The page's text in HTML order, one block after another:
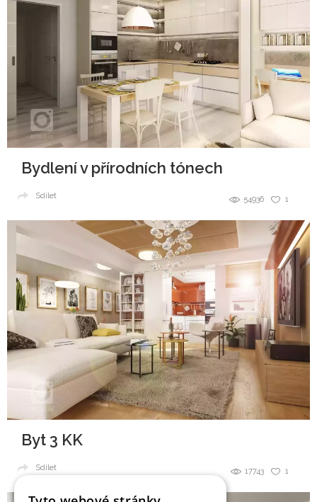
Bydlení v přírodních tónech
1
54936
Sdílet
Byt 3 KK
1
17743
Sdílet